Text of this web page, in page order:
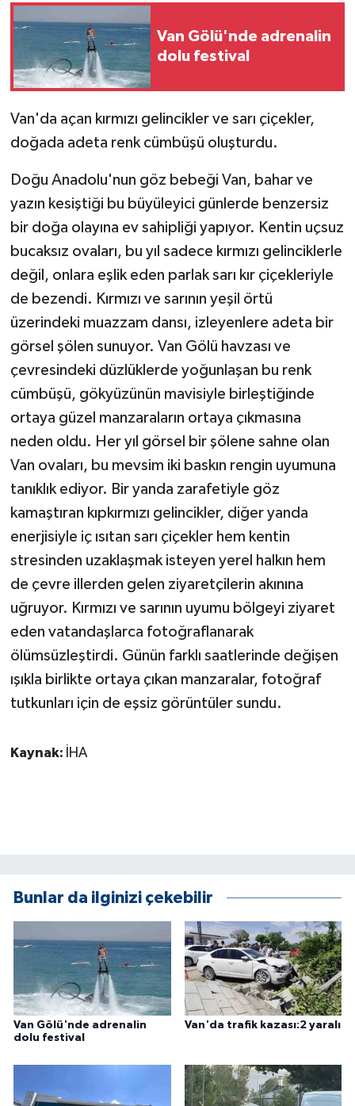
Van Gölü'nde adrenalin
dolu festival
Van'da açan kırmızı gelincikler ve sarı çiçekler,
doğada adeta renk cümbüşü oluşturdu.
Doğu Anadolu'nun göz bebeği Van, bahar ve
yazın kesiştiği bu büyüleyici günlerde benzersiz
bir doğa olayına ev sahipliği yapıyor. Kentin uçsuz
bucaksız ovaları, bu yıl sadece kırmızı gelinciklerle
değil, onlara eşlik eden parlak sarı kır çiçekleriyle
de bezendi. Kırmızı ve sarının yeşil örtü
üzerindeki muazzam dansı, izleyenlere adeta bir
görsel şölen sunuyor. Van Gölü havzası ve
çevresindeki düzlüklerde yoğunlaşan bu renk
cümbüşü, gökyüzünün mavisiyle birleştiğinde
ortaya güzel manzaraların ortaya çıkmasına
neden oldu. Her yıl görsel bir şölene sahne olan
Van ovaları, bu mevsim iki baskın rengin uyumuna
tanıklık ediyor. Bir yanda zarafetiyle göz
kamaştıran kıpkırmızı gelincikler, diğer yanda
enerjisiyle iç ısıtan sarı çiçekler hem kentin
stresinden uzaklaşmak isteyen yerel halkın hem
de çevre illerden gelen ziyaretçilerin akınına
uğruyor. Kırmızı ve sarının uyumu bölgeyi ziyaret
eden vatandaşlarca fotoğraflanarak
ölümsüzleştirdi. Günün farklı saatlerinde değişen
ışıkla birlikte ortaya çıkan manzaralar, fotoğraf
tutkunları için de eşsiz görüntüler sundu.
Kaynak: İHA
Bunlar da ilginizi çekebilir
Van Gölü'nde adrenalin
dolu festival
Van'da trafik kazası:2 yaralı
Gayrimenkul
GENEL
GÜNDEM
HABERDE İNSAN
İNSAN
İş Dünyası
Jandarma
KÜLTÜR SANAT
MAGAZİN
Otomobil
POLİTİKA
Sağlık
SİYASET
SPOR HABERLERİ
TEKNOLOJİ